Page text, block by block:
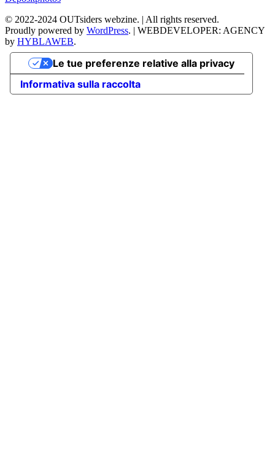
© 2022-2024 OUTsiders webzine. | All rights reserved.
Proudly powered by WordPress. | WEBDEVELOPER: AGENCY
by HYBLAWEB.
Informativa sulla raccolta
Le tue preferenze relative alla privacy